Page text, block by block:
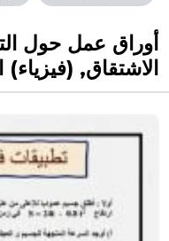
أوراق عمل حول
الاشتقاق,